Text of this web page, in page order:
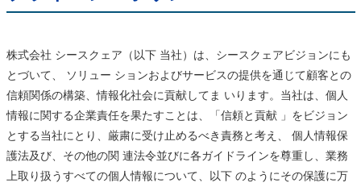
株式会社 シースクェア（以下 当社）は、シースクェアビジョンにも
とづいて、 ソリュー ションおよびサービスの提供を通じて顧客との
信頼関係の構築、情報化社会に貢献してま いります。当社は、個人
情報に関する企業責任を果たすことは、「信頼と貢献 」をビジョン
とする当社にとり、厳粛に受け止めるべき責務と考え、 個人情報保
護法及び、その他の関 連法令並びに各ガイドラインを尊重し、業務
上取り扱うすべての個人情報について、以下 のようにその保護に万